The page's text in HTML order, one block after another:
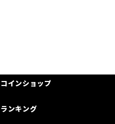
コインショップ
ランキング